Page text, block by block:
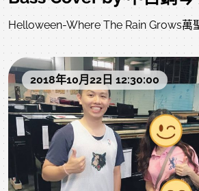
Helloween-Where The Rain Grows萬
2018年10月22日 12:30:00